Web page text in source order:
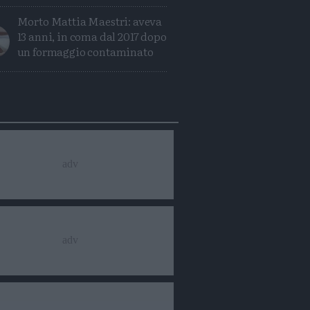
Morto Mattia Maestri: aveva
13 anni, in coma dal 2017 dopo
un formaggio contaminato